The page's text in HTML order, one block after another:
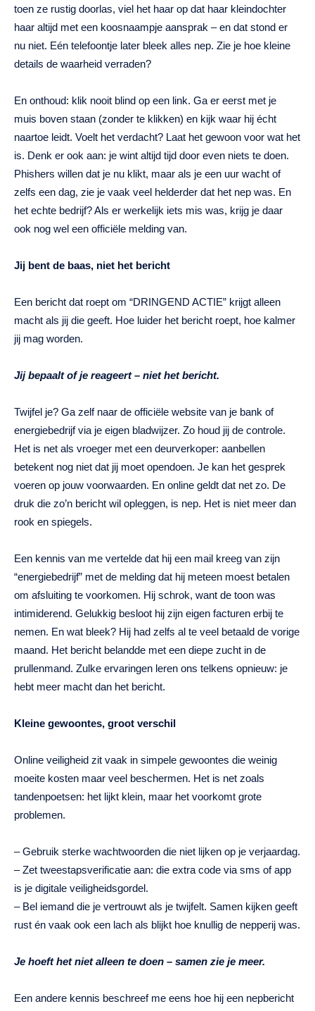
toen ze rustig doorlas, viel het haar op dat haar kleindochter
haar altijd met een koosnaampje aansprak – en dat stond er
nu niet. Eén telefoontje later bleek alles nep. Zie je hoe kleine
details de waarheid verraden?
En onthoud: klik nooit blind op een link. Ga er eerst met je
muis boven staan (zonder te klikken) en kijk waar hij écht
naartoe leidt. Voelt het verdacht? Laat het gewoon voor wat het
is. Denk er ook aan: je wint altijd tijd door even niets te doen.
Phishers willen dat je nu klikt, maar als je een uur wacht of
zelfs een dag, zie je vaak veel helderder dat het nep was. En
het echte bedrijf? Als er werkelijk iets mis was, krijg je daar
ook nog wel een officiële melding van.
Jij bent de baas, niet het bericht
Een bericht dat roept om “DRINGEND ACTIE” krijgt alleen
macht als jij die geeft. Hoe luider het bericht roept, hoe kalmer
jij mag worden.
Jij bepaalt of je reageert – niet het bericht.
Twijfel je? Ga zelf naar de officiële website van je bank of
energiebedrijf via je eigen bladwijzer. Zo houd jij de controle.
Het is net als vroeger met een deurverkoper: aanbellen
betekent nog niet dat jij moet opendoen. Je kan het gesprek
voeren op jouw voorwaarden. En online geldt dat net zo. De
druk die zo’n bericht wil opleggen, is nep. Het is niet meer dan
rook en spiegels.
Een kennis van me vertelde dat hij een mail kreeg van zijn
“energiebedrijf” met de melding dat hij meteen moest betalen
om afsluiting te voorkomen. Hij schrok, want de toon was
intimiderend. Gelukkig besloot hij zijn eigen facturen erbij te
nemen. En wat bleek? Hij had zelfs al te veel betaald de vorige
maand. Het bericht belandde met een diepe zucht in de
prullenmand. Zulke ervaringen leren ons telkens opnieuw: je
hebt meer macht dan het bericht.
Kleine gewoontes, groot verschil
Online veiligheid zit vaak in simpele gewoontes die weinig
moeite kosten maar veel beschermen. Het is net zoals
tandenpoetsen: het lijkt klein, maar het voorkomt grote
problemen.
– Gebruik sterke wachtwoorden die niet lijken op je verjaardag.
– Zet tweestapsverificatie aan: die extra code via sms of app
is je digitale veiligheidsgordel.
– Bel iemand die je vertrouwt als je twijfelt. Samen kijken geeft
rust én vaak ook een lach als blijkt hoe knullig de nepperij was.
Je hoeft het niet alleen te doen – samen zie je meer.
Een andere kennis beschreef me eens hoe hij een nepbericht